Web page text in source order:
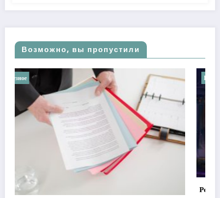
Возможно, вы пропустили
Полезное
Ретроградные планеты в астрологии: мифы против